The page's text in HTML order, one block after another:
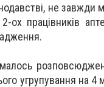
не завжди
ох працівників
угрупування на 4